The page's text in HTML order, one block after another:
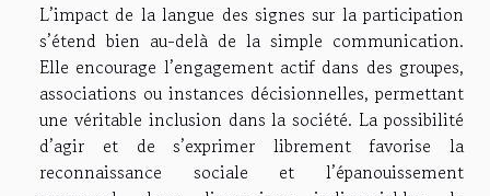
L’impact de la langue des signes sur la participation
s’étend bien au-delà de la simple communication.
Elle encourage l’engagement actif dans des groupes,
associations ou instances décisionnelles, permettant
une véritable inclusion dans la société. La possibilité
d’agir et de s’exprimer librement favorise la
reconnaissance sociale et l’épanouissement